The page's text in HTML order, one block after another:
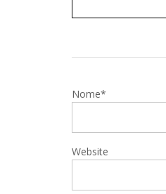
Nome*
Website